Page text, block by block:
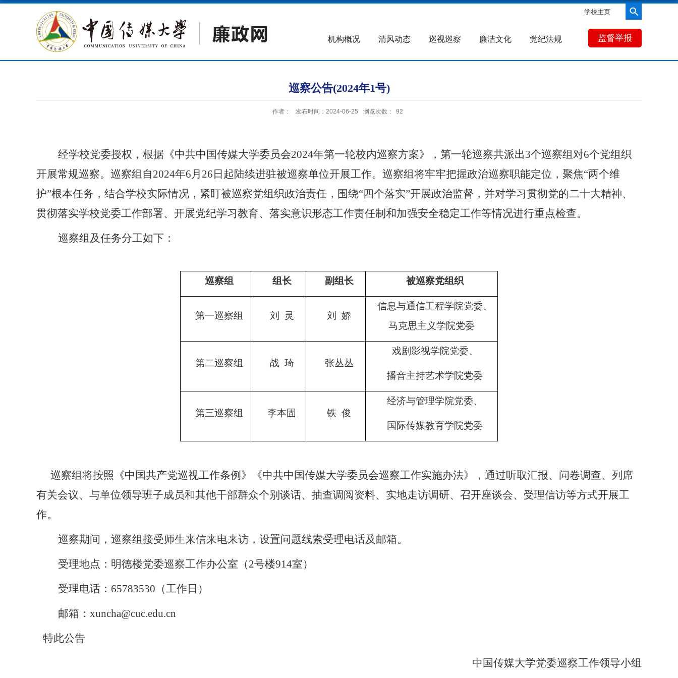
学校主页
机构概况 清风动态 巡视巡察 廉洁文化 党纪法规 监督举报
巡察公告(2024年1号)
作者： 发布时间：2024-06-25 浏览次数： 92
经学校党委授权，根据《中共中国传媒大学委员会2024年第一轮校内巡察方案》，第一轮巡察共派出3个巡察组对6个党组织
开展常规巡察。巡察组自2024年6月 26 日起陆续进驻被巡察单位开展工作。巡察组将牢牢把握政治巡察职能定位，聚焦“两个维
护”根本任务，结合学校实际情况，紧盯被巡察党组织政治责任，围绕“四个落实”开展政治监督，并对学习贯彻党的二十大精神、
贯彻落实学校党委工作部署、开展党纪学习教育、落实意识形态工作责任制和加强安全稳定工作等情况进行重点检查。
巡察组及任务分工如下：
巡察组 组长 副组长 被巡察党组织
第一巡察组 刘 灵 刘 娇
信息与通信工程学院党委、
马克思主义学院党委
第二巡察组 战 琦 张丛丛
戏剧影视学院党委、
播音主持艺术学院党委
第三巡察组 李本固 铁 俊
经济与管理学院党委、
国际传媒教育学院党委
巡察组将按照《中国共产党巡视工作条例》《中共中国传媒大学委员会巡察工作实施办法》，通过听取汇报、问卷调查、列席
有关会议、与单位领导班子成员和其他干部群众个别谈话、抽查调阅资料、实地走访调研、召开座谈会、受理信访等方式开展工
作。
巡察期间，巡察组接受师生来信来电来访，设置问题线索受理电话及邮箱。
受理地点：明德楼党委巡察工作办公室（2号楼914室）
受理电话： 65783530 （工作日）
邮箱： xuncha@cuc.edu.cn
特此公告
中国传媒大学党委巡察工作领导小组